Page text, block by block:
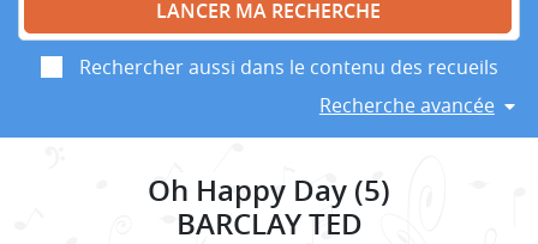
Rechercher aussi dans le contenu des recueils
Recherche avancée
Oh Happy Day (5)
BARCLAY TED